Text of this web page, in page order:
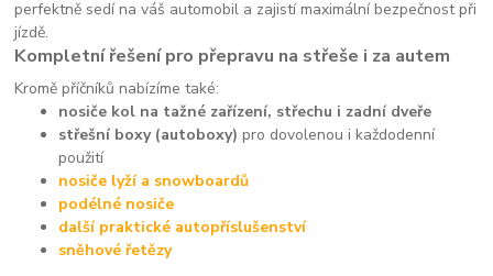
perfektně sedí na váš automobil a zajistí maximální bezpečnost při
jízdě.
Kompletní řešení pro přepravu na střeše i za autem
Kromě příčníků nabízíme také:
nosiče kol na tažné zařízení, střechu i zadní dveře
střešní boxy (autoboxy) pro dovolenou i každodenní
použití
nosiče lyží a snowboardů
podélné nosiče
další praktické autopříslušenství
sněhové řetězy